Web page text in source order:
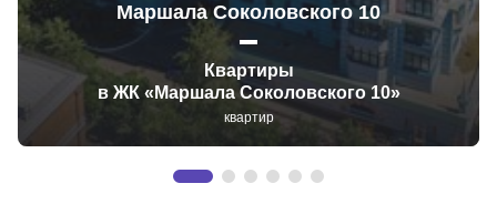
Маршала Соколовского 10
Квартиры
в ЖК «Маршала Соколовского 10»
квартир